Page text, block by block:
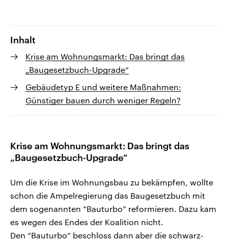
Inhalt
Krise am Wohnungsmarkt: Das bringt das
„Baugesetzbuch-Upgrade“
Gebäudetyp E und weitere Maßnahmen:
Günstiger bauen durch weniger Regeln?
Krise am Wohnungsmarkt: Das bringt das
„Baugesetzbuch-Upgrade“
Um die Krise im Wohnungsbau zu bekämpfen, wollte
schon die Ampelregierung das Baugesetzbuch mit
dem sogenannten “Bauturbo” reformieren. Dazu kam
es wegen des Endes der Koalition nicht.
Den “Bauturbo” beschloss dann aber die schwarz-